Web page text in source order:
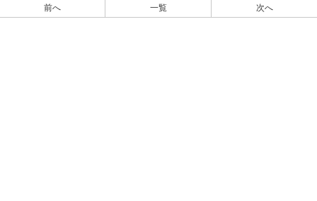
前へ 一覧 次へ